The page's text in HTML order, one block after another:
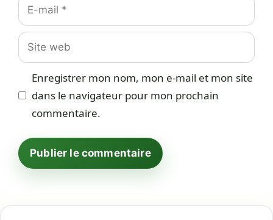
mail
Site
web
Enregistrer mon nom, mon e-mail et mon site
dans le navigateur pour mon prochain
commentaire.